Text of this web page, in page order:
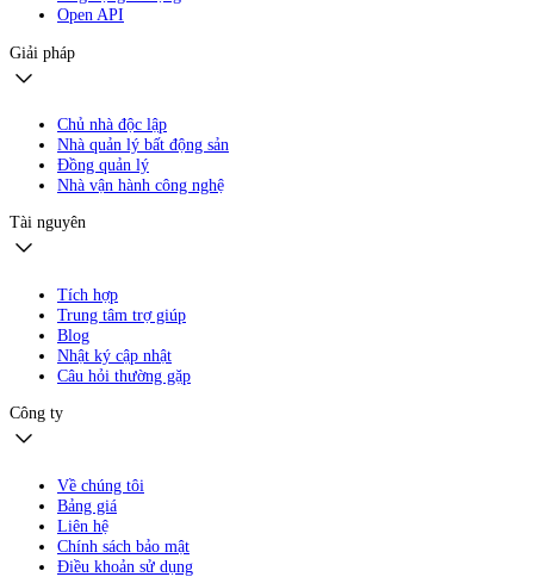
Open API
Giải pháp
Chủ nhà độc lập
Nhà quản lý bất động sản
Đồng quản lý
Nhà vận hành công nghệ
Tài nguyên
Tích hợp
Trung tâm trợ giúp
Blog
Nhật ký cập nhật
Câu hỏi thường gặp
Công ty
Về chúng tôi
Bảng giá
Liên hệ
Chính sách bảo mật
Điều khoản sử dụng